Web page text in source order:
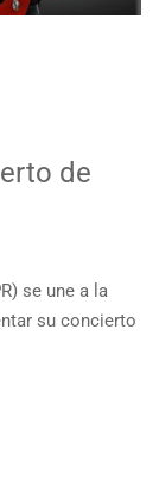
de
se une a la
su concierto